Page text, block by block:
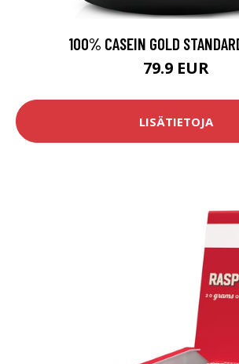
100% CASEIN GOLD
79.9 EUR
LISÄTIETOJA